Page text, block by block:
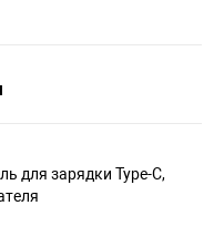
для зарядки Type-C,